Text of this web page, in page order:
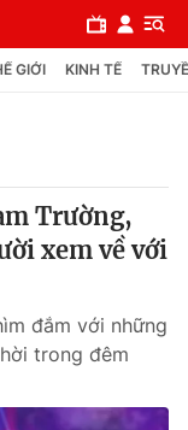
GIỚI KINH TẾ
Trường,
xem về với
đắm với những
trong đêm